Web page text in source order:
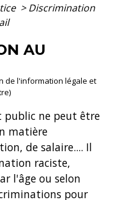
> Discrimination
AU
de l'information légale et
public ne peut être
matière
de salaire.... Il
raciste,
l'âge ou selon
pour